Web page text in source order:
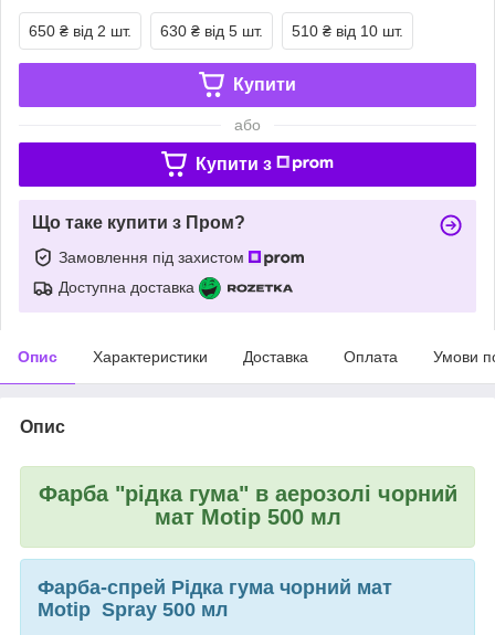
650 ₴ від 2 шт. 630 ₴ від 5 шт. 510 ₴ від 10 шт.
Купити
або
Купити з
Що таке купити з Пром?
Замовлення під захистом
Доступна доставка
Опис Характеристики Доставка Оплата Умови
Опис
Фарба "рідка гума" в аерозолі чорний
мат Motip 500 мл
Фарба-спрей Рідка гума чорний мат
Motip Spray 500 мл